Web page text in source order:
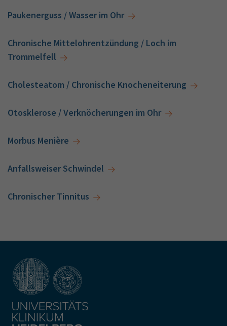
Paukenerguss / Wasser im Ohr
Chronische Mittelohrentzündung / Loch im
Trommelfell
Cholesteatom / Chronische Knocheneiterung
Otosklerose / Verknöcherungen im Ohr
Morbus Menière
Anfallsweiser Schwindel
Chronischer Tinnitus